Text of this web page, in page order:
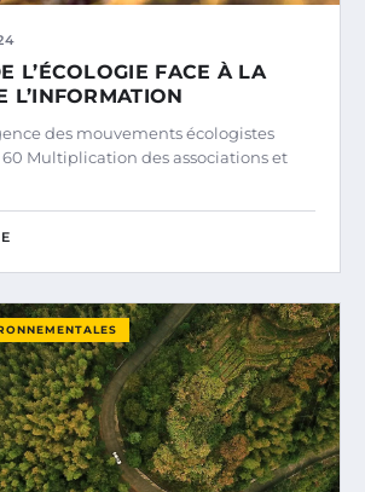
L’ÉCOLOGIE FACE À LA
L’INFORMATION
des mouvements écologistes
60 Multiplication des associations et